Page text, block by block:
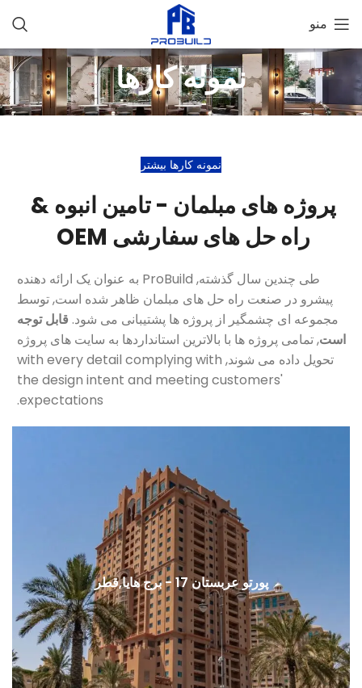
منو
نمونه کارها
نمونه کارها بیشتر
پروژه های مبلمان - تامین انبوه &
راه حل های سفارشی OEM
طی چندین سال گذشته, ProBuild به عنوان یک ارائه دهنده
پیشرو در صنعت راه حل های مبلمان ظاهر شده است, توسط
مجموعه ای چشمگیر از پروژه ها پشتیبانی می شود. قابل توجه
است, تمامی پروژه ها با بالاترین استانداردها به سایت های پروژه
تحویل داده می شوند, with every detail complying with
the design intent and meeting customers'
expectations
.
پورتو عربستان 17 - برج هایا,قطر